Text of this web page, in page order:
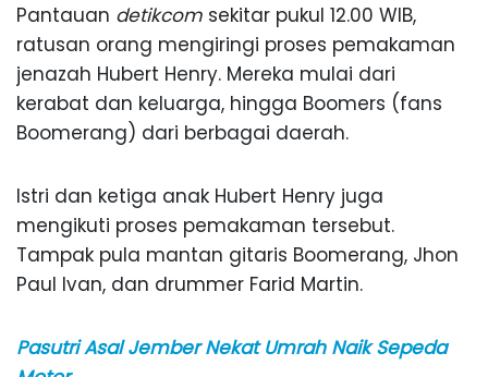
Pantauan detikcom sekitar pukul 12.00 WIB,
ratusan orang mengiringi proses pemakaman
jenazah Hubert Henry. Mereka mulai dari
kerabat dan keluarga, hingga Boomers (fans
Boomerang) dari berbagai daerah.
Istri dan ketiga anak Hubert Henry juga
mengikuti proses pemakaman tersebut.
Tampak pula mantan gitaris Boomerang, Jhon
Paul Ivan, dan drummer Farid Martin.
Pasutri Asal Jember Nekat Umrah Naik Sepeda